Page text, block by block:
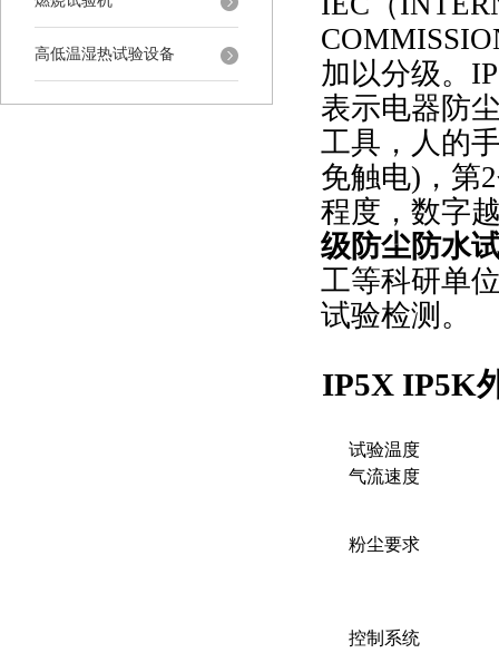
高低温湿热试验设备
加以分级。
表示电器防
工具，人的
免触电)，第
程度，数字
级防尘防水
工等科研单
试验检测。
IP5X IP5K
试验温度
气流速度
粉尘要求
控制系统